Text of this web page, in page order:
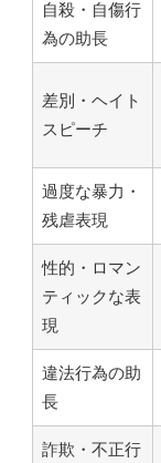
自殺・自傷行
為の助長
差別・ヘイト
スピーチ
過度な暴力・
残虐表現
性的・ロマン
ティックな表
現
違法行為の助
長
詐欺・不正行